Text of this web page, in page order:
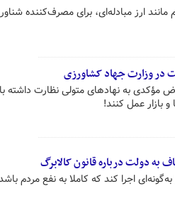
ارز مبادله‌ای، برای مصرف‌کننده
در وزارت جهاد کشاورزی
مؤکدی به نهادهای متولی نظارت داشته
بازار عمل کنند!
به دولت درباره قانون کالابرگ
اجرا کند که کاملا به نفع مردم